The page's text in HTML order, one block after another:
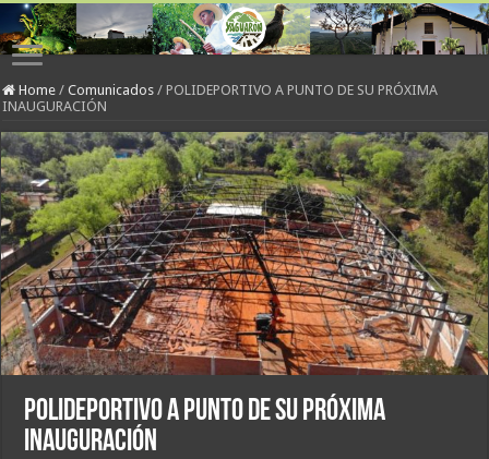
Home / Comunicados / POLIDEPORTIVO A PUNTO DE SU PRÓXIMA
INAUGURACIÓN
POLIDEPORTIVO A PUNTO DE SU PRÓXIMA
INAUGURACIÓN